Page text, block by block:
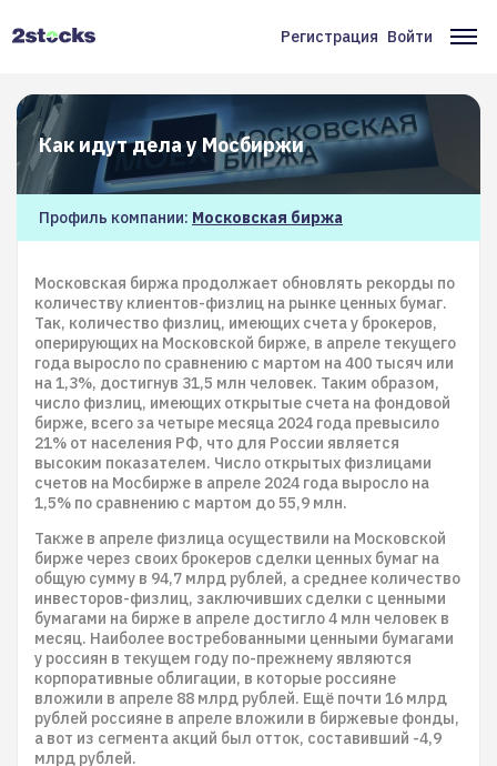
Меню
учётной
записи
пользователя
Регистрация Войти
Как идут дела у Мосбиржи
Профиль компании: Московская биржа
Московская биржа продолжает обновлять рекорды по
количеству клиентов-физлиц на рынке ценных бумаг.
Так, количество физлиц, имеющих счета у брокеров,
оперирующих на Московской бирже, в апреле текущего
года выросло по сравнению с мартом на 400 тысяч или
на 1,3%, достигнув 31,5 млн человек. Таким образом,
число физлиц, имеющих открытые счета на фондовой
бирже, всего за четыре месяца 2024 года превысило
21% от населения РФ, что для России является
высоким показателем. Число открытых физлицами
счетов на Мосбирже в апреле 2024 года выросло на
1,5% по сравнению с мартом до 55,9 млн.
Также в апреле физлица осуществили на Московской
бирже через своих брокеров сделки ценных бумаг на
общую сумму в 94,7 млрд рублей, а среднее количество
инвесторов-физлиц, заключивших сделки с ценными
бумагами на бирже в апреле достигло 4 млн человек в
месяц. Наиболее востребованными ценными бумагами
у россиян в текущем году по-прежнему являются
корпоративные облигации, в которые россияне
вложили в апреле 88 млрд рублей. Ещё почти 16 млрд
рублей россияне в апреле вложили в биржевые фонды,
а вот из сегмента акций был отток, составивший -4,9
млрд рублей.